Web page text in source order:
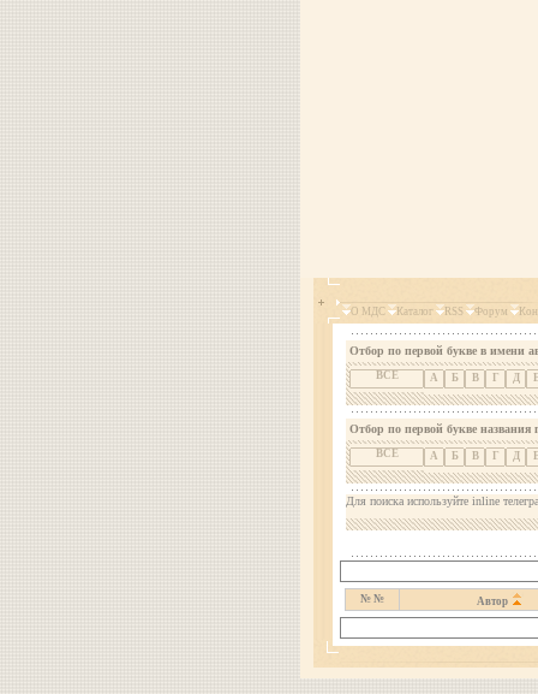
О МДС Каталог RSS Форум
Отбор по первой букве в имени
ВСЕ А Б В Г Д
Отбор по первой букве названия
ВСЕ А Б В Г Д
Для поиска используйте inline
№ № Автор